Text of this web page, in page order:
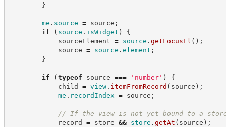
}
me . source = source ;
if
( source . isWidget )
{
sourceElement = source . getFocusEl ( ) ;
source = source . element ;
}
if (typeof source === ' number' )
{
child = view. itemFromRecord ( source ) ;
me . recordIndex = source ;
// If the view is not yet bound to a
record = store && store . getAt ( source ) ;